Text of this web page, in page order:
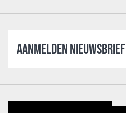
AANMELDEN NIEUWSBRIEF